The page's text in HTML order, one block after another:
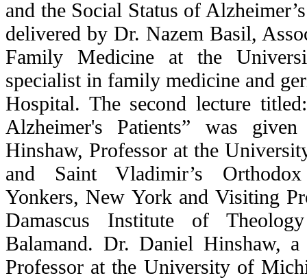
and the Social Status of
delivered by Dr. Nazem Basil,
Family Medicine at the
specialist in family medicine and
Hospital. The second lecture
Alzheimer's Patients” was
Hinshaw, Professor at the
and Saint Vladimir’s
Yonkers, New York and Visiting
Damascus Institute of
Balamand. Dr. Daniel Hinshaw,
Professor at the University of